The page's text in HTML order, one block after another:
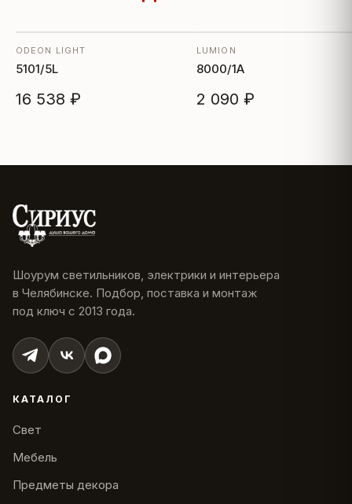
ODEON LIGHT
5101/5L
16 538 ₽
LUMION
8000/1A
2 090 ₽
Шоурум светильников, электрики и интерьера
в Челябинске. Подбор, поставка и монтаж
под ключ с 2013 года.
КАТАЛОГ
Свет
Мебель
Предметы декора